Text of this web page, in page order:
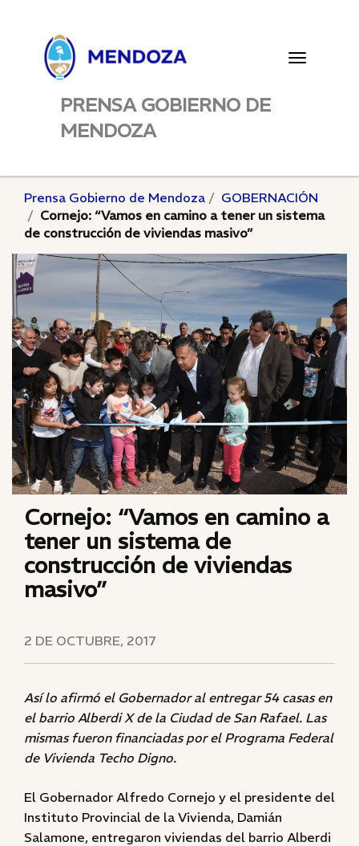
Toggle
PRENSA GOBIERNO DE
MENDOZA
Prensa Gobierno de Mendoza
GOBERNACIÓN
Cornejo: “Vamos en camino a tener un sistema
de construcción de viviendas masivo”
Cornejo: “Vamos en camino a
tener un sistema de
construcción de viviendas
masivo”
2 DE OCTUBRE, 2017
Así lo afirmó el Gobernador al entregar 54 casas en
el barrio Alberdi X de la Ciudad de San Rafael. Las
mismas fueron financiadas por el Programa Federal
de Vivienda Techo Digno.
El Gobernador Alfredo Cornejo y el presidente del
Instituto Provincial de la Vivienda, Damián
Salamone, entregaron viviendas del barrio Alberdi